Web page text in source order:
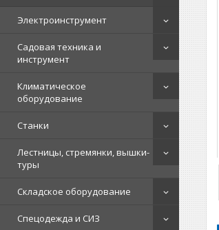
Электроинструмент
Садовая техника и
инструмент
Климатическое
оборудование
Станки
Лестницы, стремянки, вышки-
туры
Складское оборудование
Спецодежда и СИЗ